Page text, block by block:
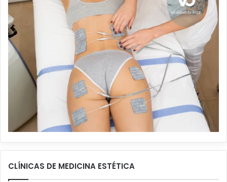
CLÍNICAS DE MEDICINA ESTÉTICA